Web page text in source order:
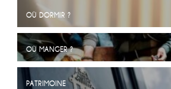
OÙ DORMIR ?
OÙ MANGER ?
PATRIMOINE